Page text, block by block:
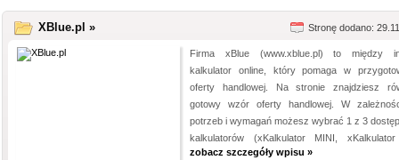
XBlue.pl » Stronę dodano:
Firma xBlue (www.xblue.pl) to między
kalkulator online, który pomaga w
oferty handlowej. Na stronie znajdziesz
gotowy wzór oferty handlowej. W
potrzeb i wymagań możesz wybrać 1 z 3
kalkulatorów (xKalkulator MINI,
zobacz szczegóły wpisu »